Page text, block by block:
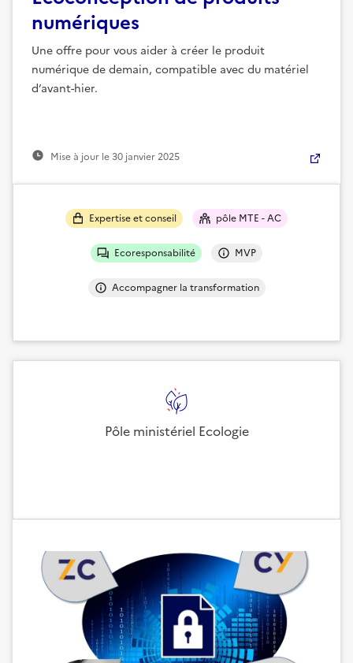
numériques
Une offre pour vous aider à créer le produit
numérique de demain, compatible avec du matériel
d’avant-hier.
Mise à jour le30 janvier 2025
Expertise et conseil pôle MTE - AC
Ecoresponsabilité MVP
Accompagner la transformation
Pôle ministériel Ecologie